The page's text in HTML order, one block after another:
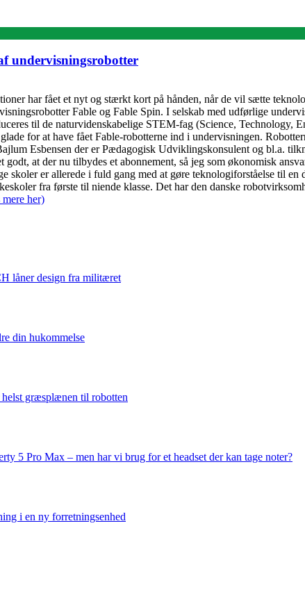
undervisningsrobotter
har fået et nyt og stærkt kort på hånden, når de vil sætte
Fable og Fable Spin. I selskab med udførlige
til de naturvidenskabelige STEM-fag (Science,
for at have fået Fable-robotterne ind i undervisningen.
Esbensen der er Pædagogisk Udviklingskonsulent og bl.a.
at der nu tilbydes et abonnement, så jeg som økonomisk
er allerede i fuld gang med at gøre teknologiforståelse til
fra første til niende klasse. Det har den danske
her)
låner design fra militæret
din hukommelse
græsplænen til robotten
5 Pro Max – men har vi brug for et headset der kan tage noter?
i en ny forretningsenhed